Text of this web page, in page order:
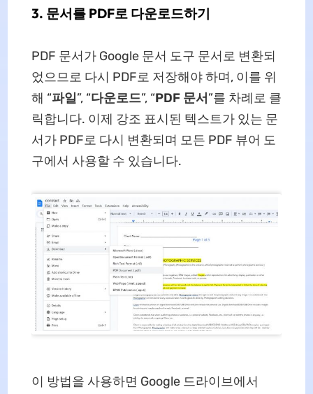
3. 문서를 PDF로 다운로드하기
PDF 문서가 Google 문서 도구 문서로 변환되
었으므로 다시 PDF로 저장해야 하며, 이를 위
해 “파일”, “다운로드”, “PDF 문서 ”를 차례로 클
릭합니다. 이제 강조 표시된 텍스트가 있는 문
서가 PDF로 다시 변환되며 모든 PDF 뷰어 도
구에서 사용할 수 있습니다.
이 방법을 사용하면 Google 드라이브에서